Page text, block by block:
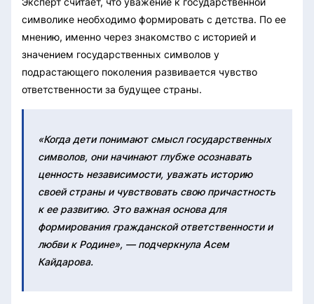
символике необходимо формировать с детства. По ее
мнению, именно через знакомство с историей и
значением государственных символов у
подрастающего поколения развивается чувство
ответственности за будущее страны.
«Когда дети понимают смысл государственных
символов, они начинают глубже осознавать
ценность независимости, уважать историю
своей страны и чувствовать свою причастность
к ее развитию. Это важная основа для
формирования гражданской ответственности и
любви к Родине», — подчеркнула Асем
Кайдарова.